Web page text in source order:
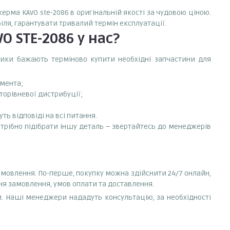
KAVO ste-2086 в оригінальній якості за чудовою ціною.
гарантувати тривалий термін експлуатації.
STE-2086 у нас?
бажають терміново купити необхідні запчастини для
дистрибуції;
відповіді на всі питання.
підібрати іншу деталь – звертайтесь до менеджерів
По-перше, покупку можна здійснити 24/7 онлайн,
замовлення, умов оплати та доставлення.
менеджери нададуть консультацію, за необхідності